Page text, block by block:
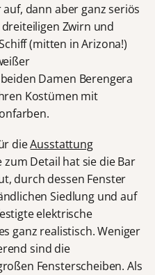
dann aber ganz seriös
Zwirn und
(mitten in Arizona!)
Damen Berengera
Kostümen mit
dieAusstattung
Detail hat sie die Bar
durch dessen Fenster
Siedlung und auf
elektrische
ganz realistisch. Weniger
sind die
Fensterscheiben. Als